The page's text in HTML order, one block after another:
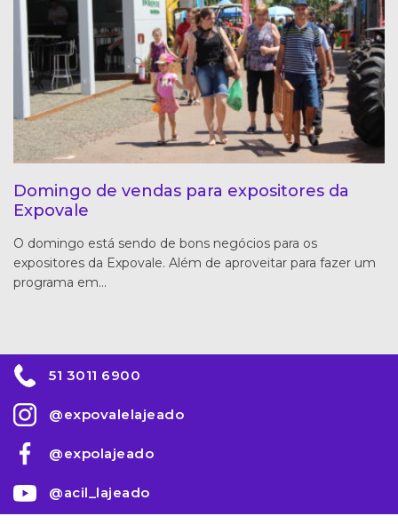
Domingo de vendas para expositores da
Expovale
O domingo está sendo de bons negócios para os
expositores da Expovale. Além de aproveitar para fazer um
programa em…
51 3011 6900
@expovalelajeado
@expolajeado
@acil_lajeado